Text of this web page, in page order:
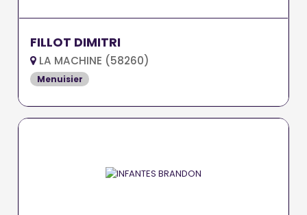
FILLOT DIMITRI
LA MACHINE (58260)
Menuisier